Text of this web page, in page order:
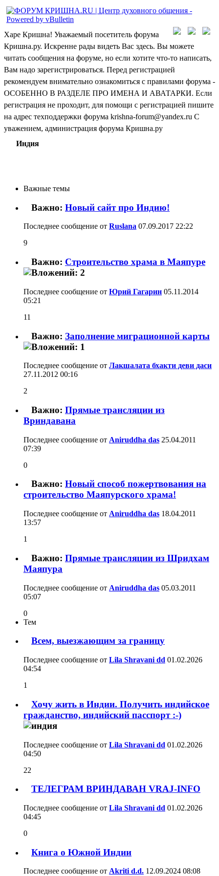
Харе Кришна! Уважаемый посетитель форума
Кришна.ру. Искренне рады видеть Вас здесь. Вы можете
читать сообщения на форуме, но если хотите что-то написать,
Вам надо зарегистрироваться. Перед регистрацией
рекомендуем внимательно ознакомиться с правилами форума -
ОСОБЕННО В РАЗДЕЛЕ ПРО ИМЕНА И АВАТАРКИ. Если
регистрация не проходит, для помощи с регистрацией пишите
на адрес техподдержки форума krishna-forum@yandex.ru С
уважением, администрация форума Кришна.ру
Индия
Важные темы
Важно: Новый сайт про Индию!
Последнее сообщение от Ruslana 07.09.2017 22:22
9
Важно: Строительство храма в Маяпуре
Последнее сообщение от Юрий Гагарин 05.11.2014
05:21
11
Важно: Заполнение миграционной карты
Последнее сообщение от Лакшалата бхакти деви даси
27.11.2012 00:16
2
Важно: Прямые трансляции из
Вриндавана
Последнее сообщение от Aniruddha das 25.04.2011
07:39
0
Важно: Новый способ пожертвования на
строительство Маяпурского храма!
Последнее сообщение от Aniruddha das 18.04.2011
13:57
1
Важно: Прямые трансляции из Шридхам
Маяпура
Последнее сообщение от Aniruddha das 05.03.2011
05:07
0
Тем
Всем, выезжающим за границу
Последнее сообщение от Lila Shravani dd 01.02.2026
04:54
1
Хочу жить в Индии. Получить индийское
гражданство, индийский пасспорт :-)
Последнее сообщение от Lila Shravani dd 01.02.2026
04:50
22
ТЕЛЕГРАМ ВРИНДАВАН VRAJ-INFO
Последнее сообщение от Lila Shravani dd 01.02.2026
04:45
0
Книга о Южной Индии
Последнее сообщение от Akriti d.d. 12.09.2024 08:08